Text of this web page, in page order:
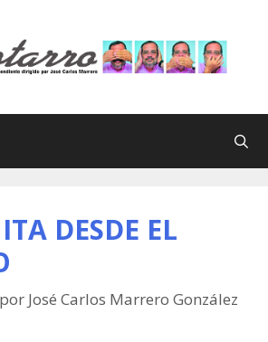
DESDE EL
por José Carlos Marrero González